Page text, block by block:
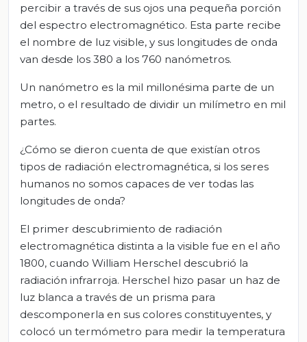
percibir a través de sus ojos una pequeña porción
del espectro electromagnético. Esta parte recibe
el nombre de luz visible, y sus longitudes de onda
van desde los 380 a los 760 nanómetros.
Un nanómetro es la mil millonésima parte de un
metro, o el resultado de dividir un milímetro en mil
partes.
¿Cómo se dieron cuenta de que existían otros
tipos de radiación electromagnética, si los seres
humanos no somos capaces de ver todas las
longitudes de onda?
El primer descubrimiento de radiación
electromagnética distinta a la visible fue en el año
1800, cuando William Herschel descubrió la
radiación infrarroja. Herschel hizo pasar un haz de
luz blanca a través de un prisma para
descomponerla en sus colores constituyentes, y
colocó un termómetro para medir la temperatura